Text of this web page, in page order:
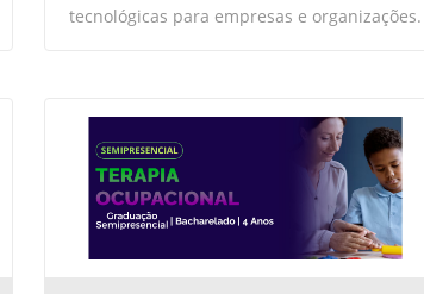
tecnológicas para empresas e organizações.